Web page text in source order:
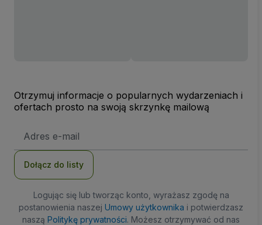
Otrzymuj informacje o popularnych wydarzeniach i
ofertach prosto na swoją skrzynkę mailową
e-
Dołącz do listy
Logując się lub tworząc konto, wyrażasz zgodę na
postanowienia naszej Umowy użytkownika i potwierdzasz
naszą Politykę prywatności. Możesz otrzymywać od nas